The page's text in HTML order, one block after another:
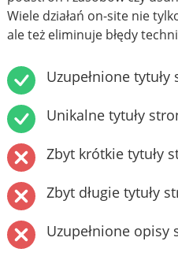
Wiele działań on-site nie
ale też eliminuje błędy
Uzupełnione tytuły
Unikalne tytuły
Zbyt krótkie tytuły
Zbyt długie tytuły
Uzupełnione opisy